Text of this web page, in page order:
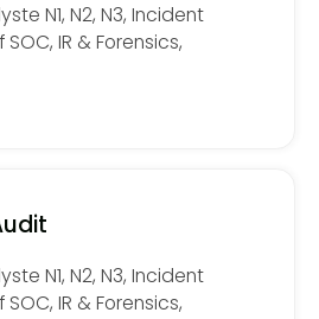
N1, N2, N3, Incident
IR & Forensics,
N1, N2, N3, Incident
IR & Forensics,